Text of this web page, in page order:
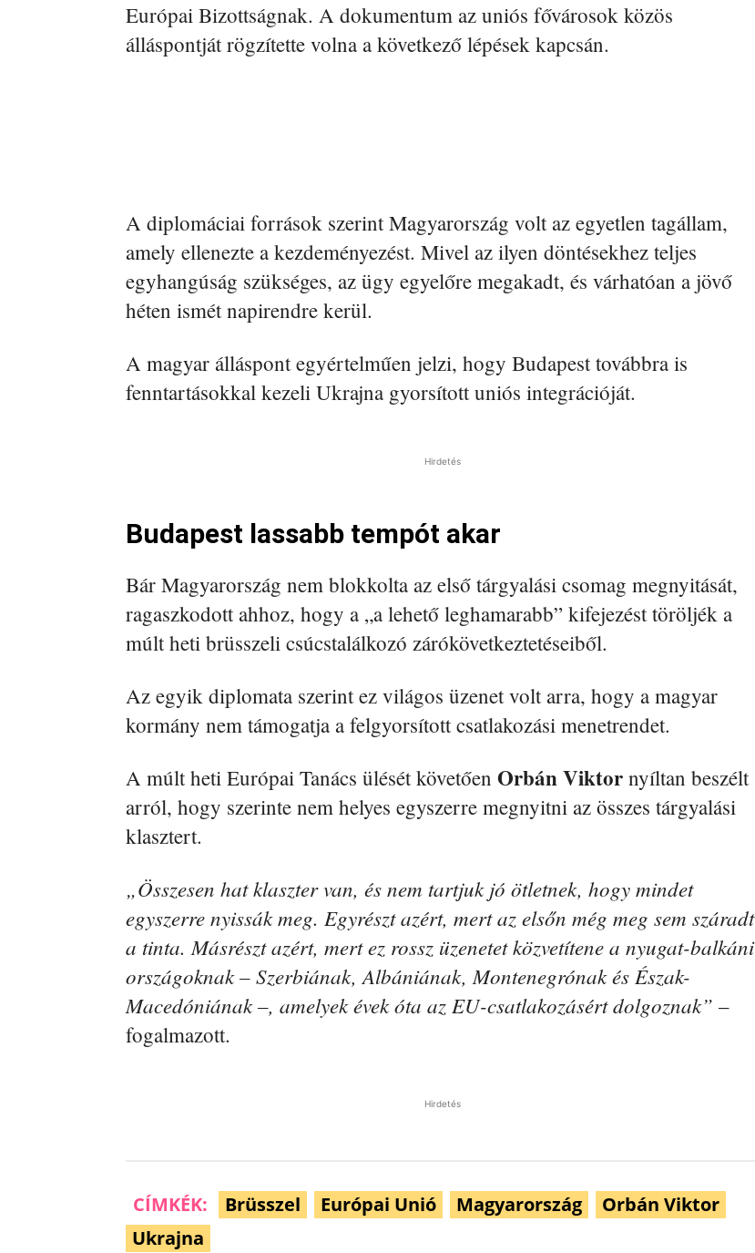
Európai Bizottságnak. A dokumentum az uniós fővárosok közös
álláspontját rögzítette volna a következő lépések kapcsán.
A diplomáciai források szerint Magyarország volt az egyetlen tagállam,
amely ellenezte a kezdeményezést. Mivel az ilyen döntésekhez teljes
egyhangúság szükséges, az ügy egyelőre megakadt, és várhatóan a jövő
héten ismét napirendre kerül.
A magyar álláspont egyértelműen jelzi, hogy Budapest továbbra is
fenntartásokkal kezeli Ukrajna gyorsított uniós integrációját.
Hirdetés
Budapest lassabb tempót akar
Bár Magyarország nem blokkolta az első tárgyalási csomag megnyitását,
ragaszkodott ahhoz, hogy a „a lehető leghamarabb” kifejezést töröljék a
múlt heti brüsszeli csúcstalálkozó zárókövetkeztetéseiből.
Az egyik diplomata szerint ez világos üzenet volt arra, hogy a magyar
kormány nem támogatja a felgyorsított csatlakozási menetrendet.
A múlt heti Európai Tanács ülését követően Orbán Viktor nyíltan beszélt
arról, hogy szerinte nem helyes egyszerre megnyitni az összes tárgyalási
klasztert.
„Összesen hat klaszter van, és nem tartjuk jó ötletnek, hogy mindet
egyszerre nyissák meg. Egyrészt azért, mert az elsőn még meg sem száradt
a tinta. Másrészt azért, mert ez rossz üzenetet közvetítene a nyugat-balkáni
országoknak – Szerbiának, Albániának, Montenegrónak és Észak-
Macedóniának –, amelyek évek óta az EU-csatlakozásért dolgoznak” –
fogalmazott.
Hirdetés
CÍMKÉK: Brüsszel Európai Unió Magyarország
Orbán Viktor
Ukrajna